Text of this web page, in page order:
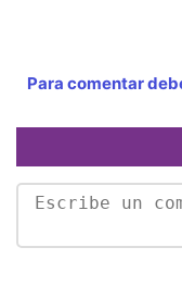
Para comentar